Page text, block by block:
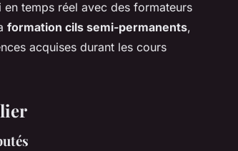
temps réel avec des formateurs
formation cils semi-permanents,
acquises durant les cours